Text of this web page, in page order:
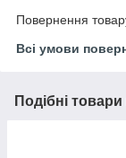
Повернення
Всі умови
Подібні товари